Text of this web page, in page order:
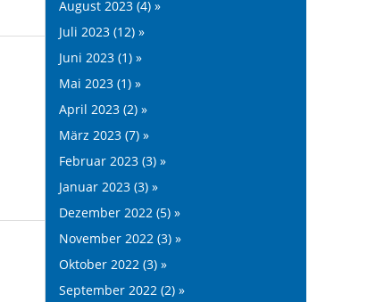
August 2023 (4) »
Juli 2023 (12) »
Juni 2023 (1) »
Mai 2023 (1) »
April 2023 (2) »
März 2023 (7) »
Februar 2023 (3) »
Januar 2023 (3) »
Dezember 2022 (5) »
November 2022 (3) »
Oktober 2022 (3) »
September 2022 (2) »